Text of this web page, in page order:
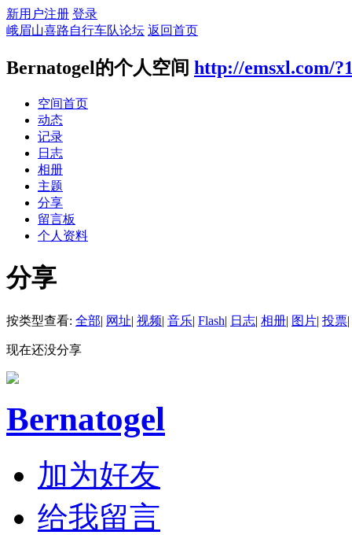
新用户注册 登录
峨眉山喜路自行车队论坛 返回首页
Bernatogel的个人空间 http://emsxl.com/
空间首页
动态
记录
日志
相册
主题
分享
留言板
个人资料
分享
按类型查看: 全部| 网址| 视频| 音乐| Flash| 日志| 相册| 图片| 投票|
现在还没分享
Bernatogel
加为好友
给我留言